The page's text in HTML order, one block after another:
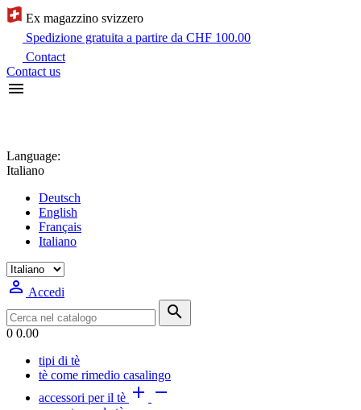
Ex magazzino svizzero
Spedizione gratuita a partire da CHF 100.00
Contact
Contact us

Language:
Italiano
Deutsch
English
Français
Italiano
 Accedi

0 0.00
tipi di tè
tè come rimedio casalingo
accessori per il tè  